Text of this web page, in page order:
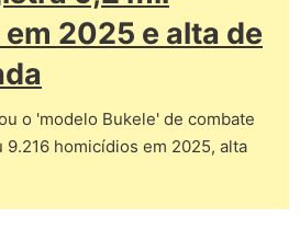
2025 e alta de
o 'modelo Bukele' de combate
homicídios em 2025, alta